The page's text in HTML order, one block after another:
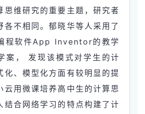
思维研究的重要主题，研究者
各不相同。郁晓华等人采用了
程软件App Inventor的教学
案， 发现该模式对学生的计
化、模型化方面有较明显的提
云用微课培养高中生的计算思
结合网络学习的特点构建了计